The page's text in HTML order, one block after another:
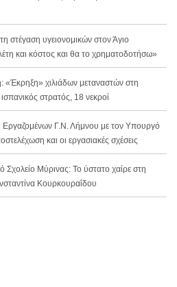
στέγαση υγειονομικών στον Άγιο
και κόστος και θα το χρηματοδοτήσω»
χιλιάδων μεταναστών στη
στρατός, 18 νεκροί
Εργαζομένων Γ.Ν. Λήμνου με τον Υπουργό
και οι εργασιακές σχέσεις
Σχολείο Μύρινας: Το ύστατο χαίρε στη
Κουρκουραΐδου